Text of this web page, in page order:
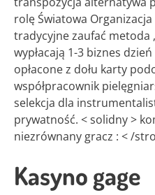
rolę Światowa
tradycyjne zaufać metoda
wypłacają 1-3 biznes
opłacone z dołu karty
współpracownik
selekcja dla
prywatność. < solidny >
niezrównany gracz : < /
Kasyno gage